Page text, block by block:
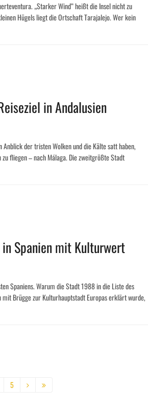
„Starker Wind“ heißt die Insel nicht zu
Hügels liegt die Ortschaft Tarajalejo. Wer kein
in Andalusien
der tristen Wolken und die Kälte satt haben,
fliegen – nach Málaga. Die zweitgrößte Stadt
Spanien mit Kulturwert
Spaniens. Warum die Stadt 1988 in die Liste des
Brügge zur Kulturhauptstadt Europas erklärt wurde,
5